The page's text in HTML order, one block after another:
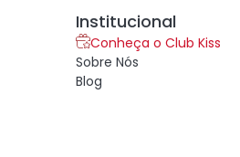
Institucional
Conheça o Club Kiss
Sobre Nós
Blog